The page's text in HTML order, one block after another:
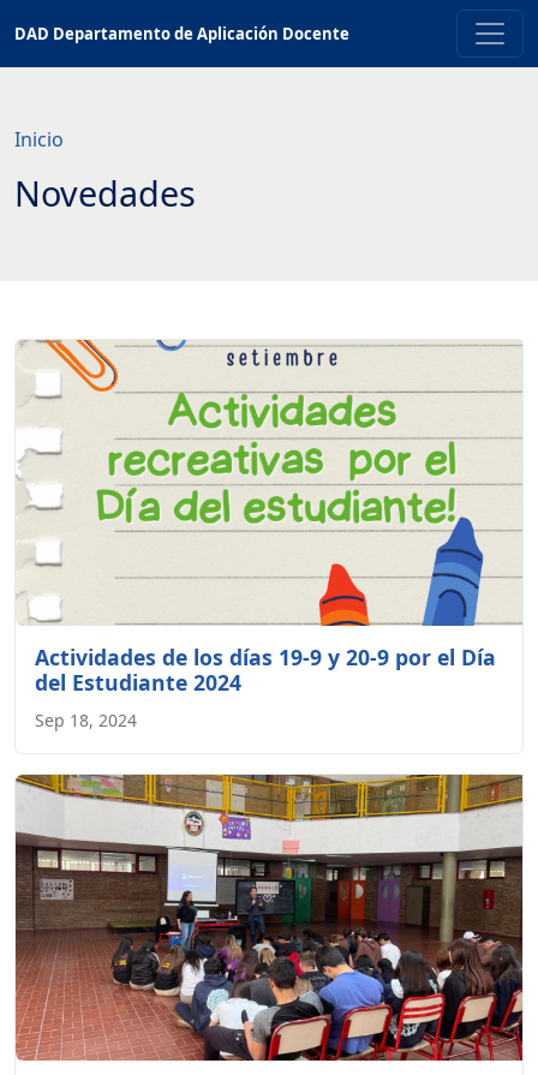
contenido
DAD Departamento de Aplicación Docente
Inicio
Novedades
Actividades de los días 19-9 y 20-9 por el Día
del Estudiante 2024
Sep 18, 2024